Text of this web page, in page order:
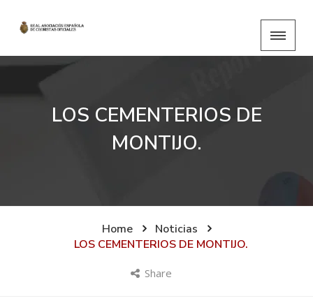
LOS CEMENTERIOS DE
MONTIJO.
Home
Noticias
LOS CEMENTERIOS DE MONTIJO.
Share